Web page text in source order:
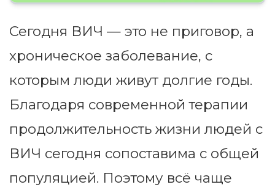
Сегодня ВИЧ — это не приговор, а
хроническое заболевание, с
которым люди живут долгие годы.
Благодаря современной терапии
продолжительность жизни людей с
ВИЧ сегодня сопоставима с общей
популяцией. Поэтому всё чаще